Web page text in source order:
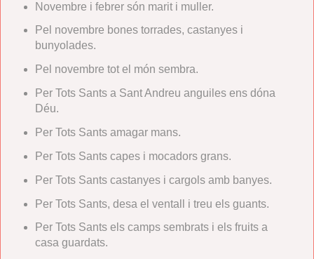
Novembre i febrer són marit i muller.
Pel novembre bones torrades, castanyes i
bunyolades.
Pel novembre tot el món sembra.
Per Tots Sants a Sant Andreu anguiles ens dóna
Déu.
Per Tots Sants amagar mans.
Per Tots Sants capes i mocadors grans.
Per Tots Sants castanyes i cargols amb banyes.
Per Tots Sants, desa el ventall i treu els guants.
Per Tots Sants els camps sembrats i els fruits a
casa guardats.